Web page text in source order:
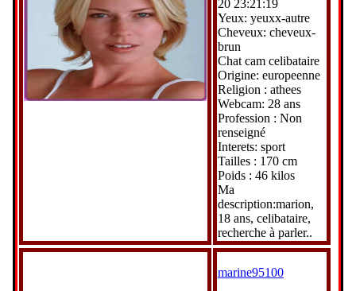
20 23:21:19
Yeux: yeuxx-autre
Cheveux: cheveux-
brun
Chat cam celibataire
Origine: europeenne
Religion : athees
Webcam: 28 ans
Profession : Non
renseigné
Interets: sport
Tailles : 170 cm
Poids : 46 kilos
Ma
description:marion,
18 ans, celibataire,
recherche à parler..
marine95100